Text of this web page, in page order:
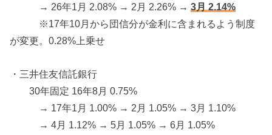
→ 26年1月 2.08% → 2月 2.26% →3月 2.14%
※17年10月から団信分が金利に含まれるよう制度
が変更。0.28%上乗せ
・三井住友信託銀行
30年固定 16年8月 0.75%
→ 17年1月 1.00% → 2月 1.05% → 3月 1.10%
→ 4月 1.12% → 5月 1.05% → 6月 1.05%